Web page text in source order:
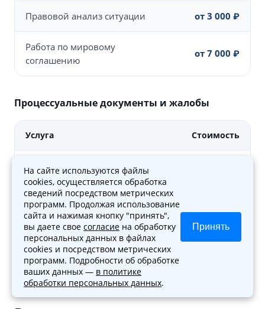
Правовой анализ ситуации от 3 000 ₽
Работа по мировому
соглашению
от 7 000 ₽
Процессуальные документы и жалобы
Услуга Стоимость
Составление жалоб на действия
или бездействие ФССП
Подготовка искового заявления
или возражения
Подготовка ходатайств
На сайте используются файлы
cookies, осуществляется обработка
сведений посредством метрических
программ. Продолжая использование
сайта и нажимая кнопку "принять",
вы даете свое согласие на обработку
персональных данных в файлах
cookies и посредством метрических
программ. Подробности об обработке
ваших данных — в политике
обработки персональных данных.
Принять